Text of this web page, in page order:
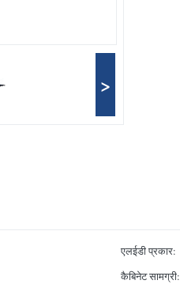
>
एलईडी प्रकार:
कैबिनेट सामग्री: